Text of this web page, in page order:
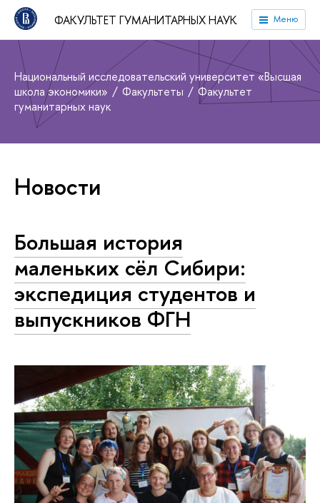
ФАКУЛЬТЕТ ГУМАНИТАРНЫХ НАУК Меню
Национальный исследовательский университет «Высшая
школа экономики»
Факультеты
Факультет
гуманитарных наук
Новости
Большая история
маленьких сёл Сибири:
экспедиция студентов и
выпускников ФГН